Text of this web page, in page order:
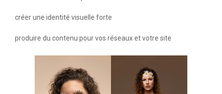
créer une identité visuelle forte
produire du contenu pour vos réseaux et votre site